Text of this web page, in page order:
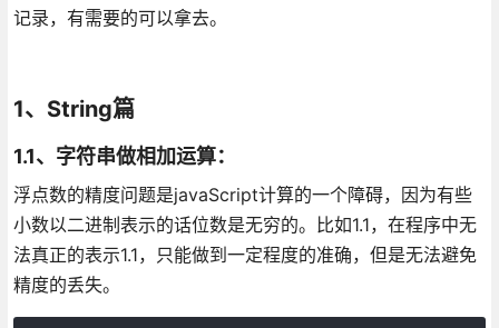
记录，有需要的可以拿去。
1、String篇
1.1、字符串做相加运算：
浮点数的精度问题是javaScript计算的一个障碍，因为有些
小数以二进制表示的话位数是无穷的。比如1.1，在程序中无
法真正的表示1.1，只能做到一定程度的准确，但是无法避免
精度的丢失。